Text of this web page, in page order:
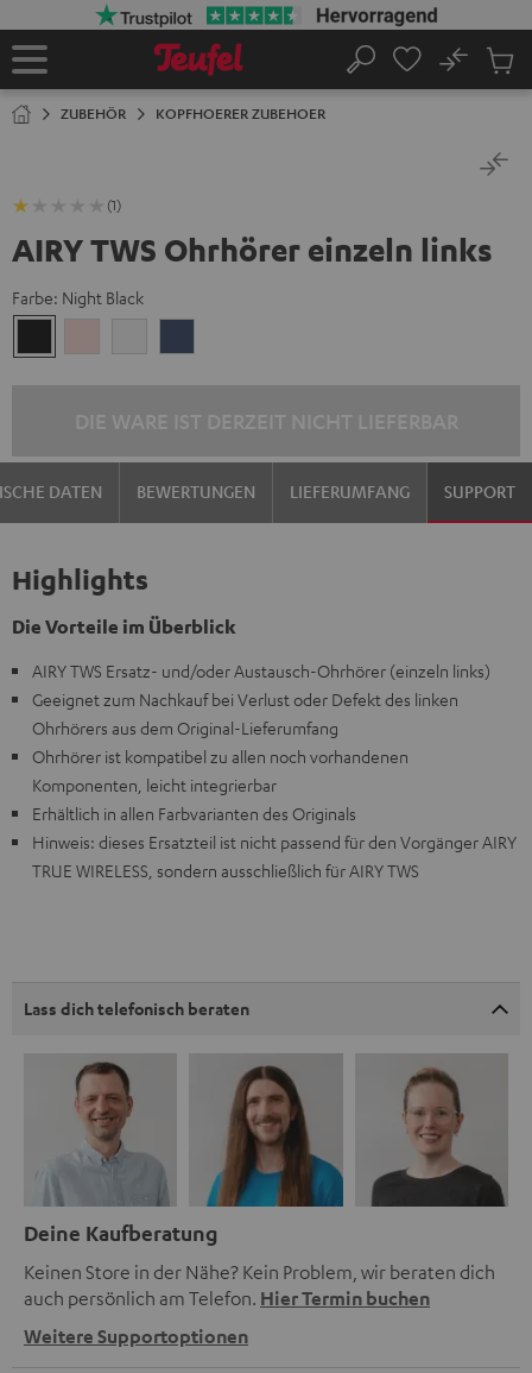
Startseite
Suche
No
ZUBEHÖR KOPFHOERER ZUBEHOER
(1)
AIRY TWS Ohrhörer einzeln links
Farbe: Night Black
Black
White
DATEN BEWERTUNGEN LIEFERUMFANG SUPPORT
Highlights
Die Vorteile im Überblick
AIRY TWS Ersatz- und/oder Austausch-Ohrhörer (einzeln links)
Geeignet zum Nachkauf bei Verlust oder Defekt des linken
Ohrhörers aus dem Original-Lieferumfang
Ohrhörer ist kompatibel zu allen noch vorhandenen
Komponenten, leicht integrierbar
Erhältlich in allen Farbvarianten des Originals
Hinweis: dieses Ersatzteil ist nicht passend für den Vorgänger AIRY
TRUE WIRELESS, sondern ausschließlich für AIRY TWS
Lass dich telefonisch beraten
Deine Kaufberatung
Keinen Store in der Nähe? Kein Problem, wir beraten dich
auch persönlich am Telefon. Hier Termin buchen
Weitere Supportoptionen